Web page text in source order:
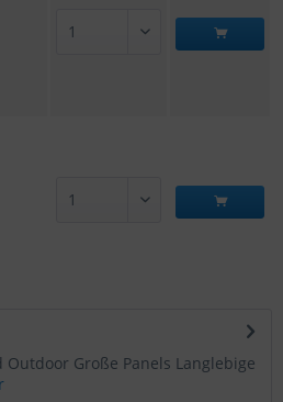
Große Panels Langlebige